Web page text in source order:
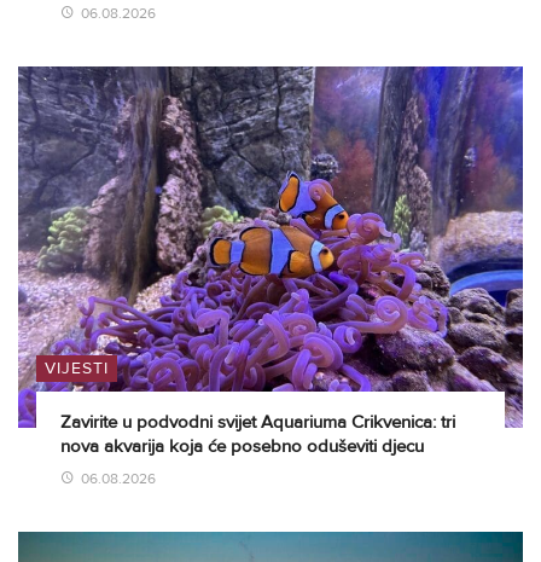
06.08.2026
VIJESTI
Zavirite u podvodni svijet Aquariuma Crikvenica: tri
nova akvarija koja će posebno oduševiti djecu
06.08.2026